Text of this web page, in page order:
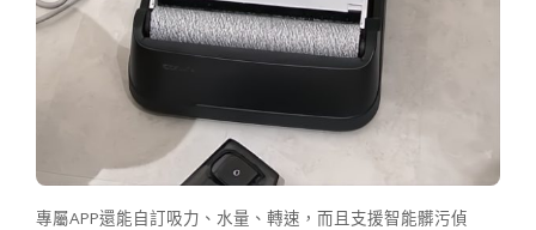
專屬APP還能自訂吸力、水量、轉速，而且支援智能髒污偵